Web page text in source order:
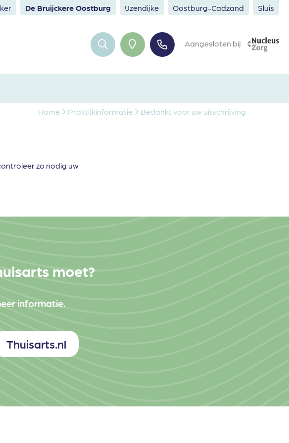
De Bruijckere Oostburg IJzendijke Oostburg-Cadzand Sluis
Aangesloten bij
Home Praktijkinformatie Bedankt voor uw uitschrijving
zo nodig uw
moet?
informatie.
Thuisarts.nl